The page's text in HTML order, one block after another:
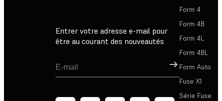
Entrer votre adresse e-mail pour
être au courant des nouveautés
Inscription
Form 4
Form 4B
Form 4L
Form 4BL
Form Auto
Fuse X1
Série Fuse